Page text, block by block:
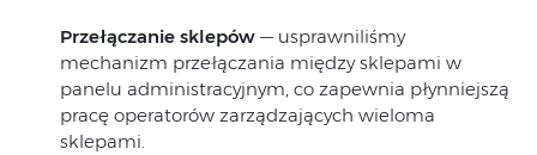
Przełączanie sklepów — usprawniliśmy
mechanizm przełączania między sklepami w
panelu administracyjnym, co zapewnia płynniejszą
pracę operatorów zarządzających wieloma
sklepami.